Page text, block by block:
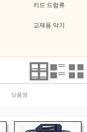
키드 드럼류
교재용 악기
상품명